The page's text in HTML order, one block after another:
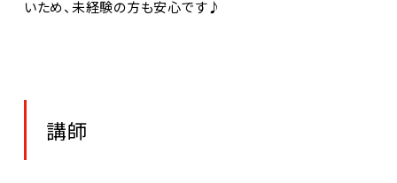
いため、未経験の方も安心です♪
講師